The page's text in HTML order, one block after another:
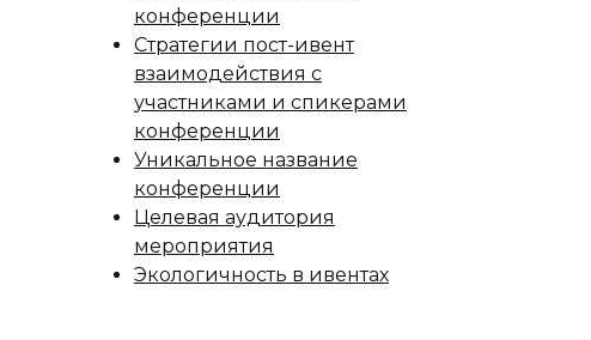
конференции
Стратегии пост-ивент
взаимодействия с
участниками и спикерами
конференции
Уникальное название
конференции
Целевая аудитория
мероприятия
Экологичность в ивентах